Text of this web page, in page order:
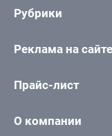
Рубрики
Реклама на сайте
Прайс-лист
О компании